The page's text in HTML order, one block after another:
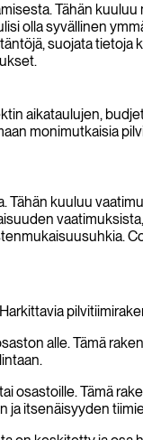
Tähän
olla syvällinen
suojata tietoja
aikataulujen,
monimutkaisia
Tähän kuuluu
alle. Tämä
Tämä
ja itsenäisyyden